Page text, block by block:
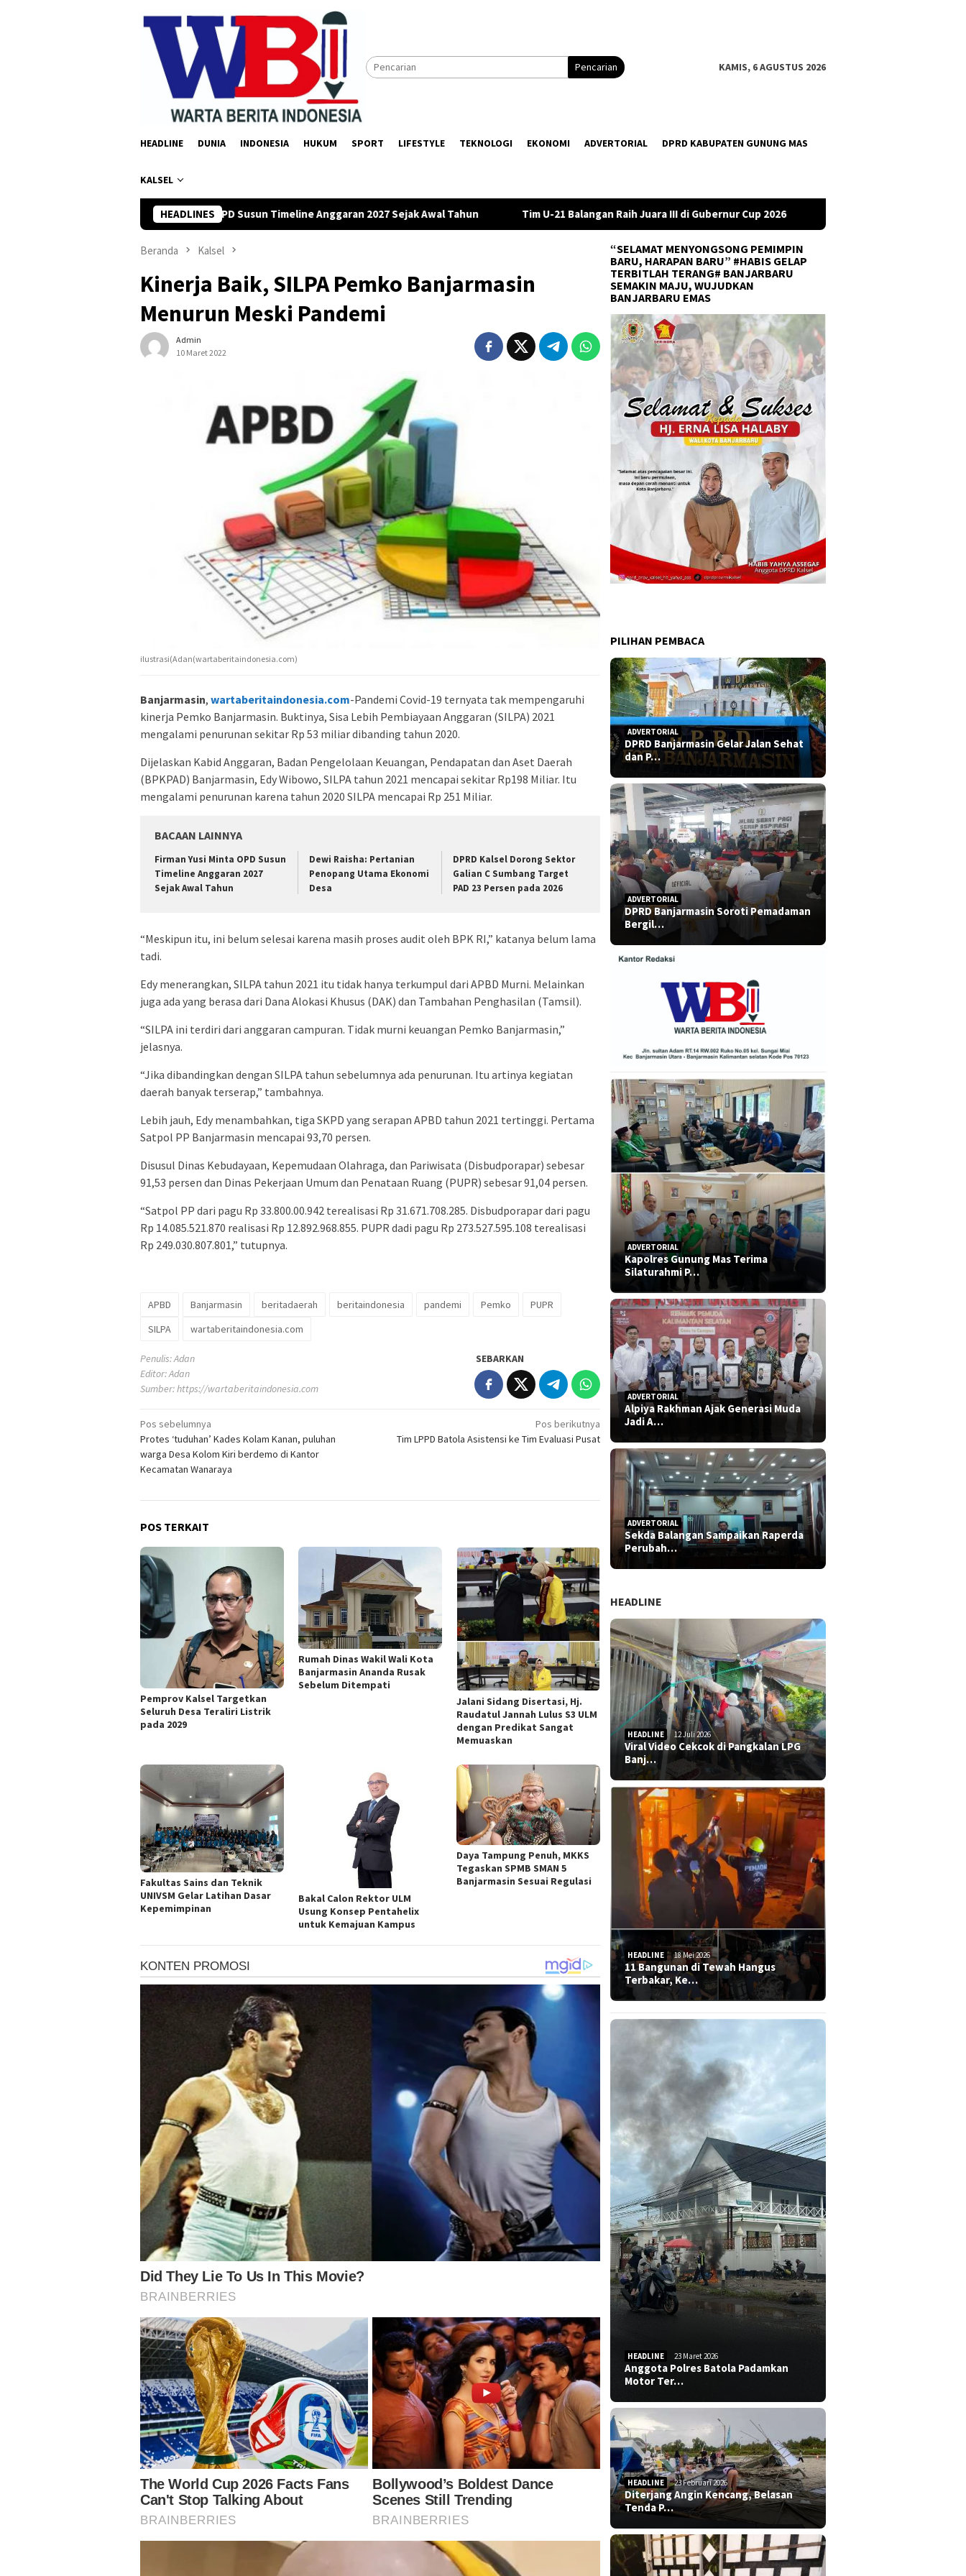
Pencarian KAMIS, 6 AGUSTUS 2026
HEADLINE DUNIA INDONESIA HUKUM SPORT LIFESTYLE TEKNOLOGI EKONOMI ADVERTORIAL DPRD KABUPATEN GUNUNG MAS
KALSEL
HEADLINES
Yusi Minta OPD Susun Timeline Anggaran 2027 Sejak Awal Tahun Tim U-21 Balangan Raih Juara III di Gubernur Cup 2026 DPRD Tanah Bumbu Desak PLN Batulicin Transparan
Beranda Kalsel
Kinerja Baik, SILPA Pemko Banjarmasin
Menurun Meski Pandemi
Admin
10 Maret 2022
ilustrasi(Adan(wartaberitaindonesia.com)
Banjarmasin, wartaberitaindonesia.com-Pandemi Covid-19 ternyata tak mempengaruhi
kinerja Pemko Banjarmasin. Buktinya, Sisa Lebih Pembiayaan Anggaran (SILPA) 2021
mengalami penurunan sekitar Rp 53 miliar dibanding tahun 2020.
Dijelaskan Kabid Anggaran, Badan Pengelolaan Keuangan, Pendapatan dan Aset Daerah
(BPKPAD) Banjarmasin, Edy Wibowo, SILPA tahun 2021 mencapai sekitar Rp198 Miliar. Itu
mengalami penurunan karena tahun 2020 SILPA mencapai Rp 251 Miliar.
BACAAN LAINNYA
Firman Yusi Minta OPD Susun
Timeline Anggaran 2027
Sejak Awal Tahun
Dewi Raisha: Pertanian
Penopang Utama Ekonomi
Desa
DPRD Kalsel Dorong Sektor
Galian C Sumbang Target
PAD 23 Persen pada 2026
“Meskipun itu, ini belum selesai karena masih proses audit oleh BPK RI,” katanya belum lama
tadi.
Edy menerangkan, SILPA tahun 2021 itu tidak hanya terkumpul dari APBD Murni. Melainkan
juga ada yang berasa dari Dana Alokasi Khusus (DAK) dan Tambahan Penghasilan (Tamsil).
“SILPA ini terdiri dari anggaran campuran. Tidak murni keuangan Pemko Banjarmasin,”
jelasnya.
“Jika dibandingkan dengan SILPA tahun sebelumnya ada penurunan. Itu artinya kegiatan
daerah banyak terserap,” tambahnya.
Lebih jauh, Edy menambahkan, tiga SKPD yang serapan APBD tahun 2021 tertinggi. Pertama
Satpol PP Banjarmasin mencapai 93,70 persen.
Disusul Dinas Kebudayaan, Kepemudaan Olahraga, dan Pariwisata (Disbudporapar) sebesar
91,53 persen dan Dinas Pekerjaan Umum dan Penataan Ruang (PUPR) sebesar 91,04 persen.
“Satpol PP dari pagu Rp 33.800.00.942 terealisasi Rp 31.671.708.285. Disbudporapar dari pagu
Rp 14.085.521.870 realisasi Rp 12.892.968.855. PUPR dadi pagu Rp 273.527.595.108 terealisasi
Rp 249.030.807.801,” tutupnya.
APBD Banjarmasin beritadaerah beritaindonesia pandemi Pemko
PUPR
SILPA
wartaberitaindonesia.com
Penulis: Adan
Editor: Adan
Sumber:https://wartaberitaindonesia.com
SEBARKAN
Navigasi
pos
Pos sebelumnya
Protes ‘tuduhan’ Kades Kolam Kanan, puluhan
warga Desa Kolom Kiri berdemo di Kantor
Kecamatan Wanaraya
Pos berikutnya
Tim LPPD Batola Asistensi ke Tim Evaluasi Pusat
POS TERKAIT
Pemprov Kalsel Targetkan
Seluruh Desa Teraliri Listrik
pada 2029
Rumah Dinas Wakil Wali Kota
Banjarmasin Ananda Rusak
Sebelum Ditempati
Jalani Sidang Disertasi, Hj.
Raudatul Jannah Lulus S3 ULM
dengan Predikat Sangat
Memuaskan
Fakultas Sains dan Teknik
UNIVSM Gelar Latihan Dasar
Kepemimpinan
Bakal Calon Rektor ULM
Usung Konsep Pentahelix
untuk Kemajuan Kampus
Daya Tampung Penuh, MKKS
Tegaskan SPMB SMAN 5
Banjarmasin Sesuai Regulasi
“SELAMAT MENYONGSONG PEMIMPIN
BARU, HARAPAN BARU” #HABIS GELAP
TERBITLAH TERANG# BANJARBARU
SEMAKIN MAJU, WUJUDKAN
BANJARBARU EMAS
PILIHAN PEMBACA
ADVERTORIAL
DPRD Banjarmasin Gelar Jalan Sehat
dan P…
ADVERTORIAL
DPRD Banjarmasin Soroti Pemadaman
Bergil…
ADVERTORIAL
Kapolres Gunung Mas Terima
Silaturahmi P…
ADVERTORIAL
Alpiya Rakhman Ajak Generasi Muda
Jadi A…
ADVERTORIAL
Sekda Balangan Sampaikan Raperda
Perubah…
HEADLINE
HEADLINE 12 Juli 2026
Viral Video Cekcok di Pangkalan LPG
Banj…
HEADLINE 18 Mei 2026
11 Bangunan di Tewah Hangus
Terbakar, Ke…
HEADLINE 23 Maret 2026
Anggota Polres Batola Padamkan
Motor Ter…
HEADLINE 23 Februari 2026
Diterjang Angin Kencang, Belasan
Tenda P…